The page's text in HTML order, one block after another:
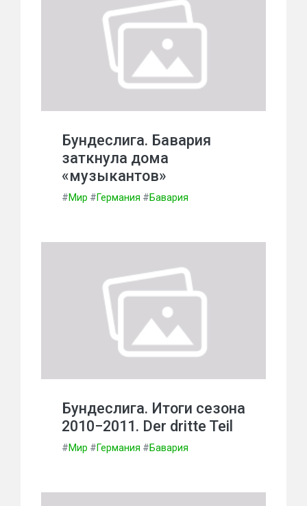
Бундеслига. Бавария
заткнула дома
«музыкантов»
#Мир #Германия #Бавария
Бундеслига. Итоги сезона
2010−2011. Der dritte Teil
#Мир #Германия #Бавария